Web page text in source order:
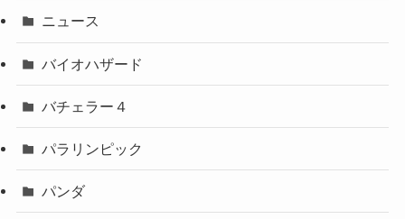
ニュース
バイオハザード
バチェラー４
パラリンピック
パンダ